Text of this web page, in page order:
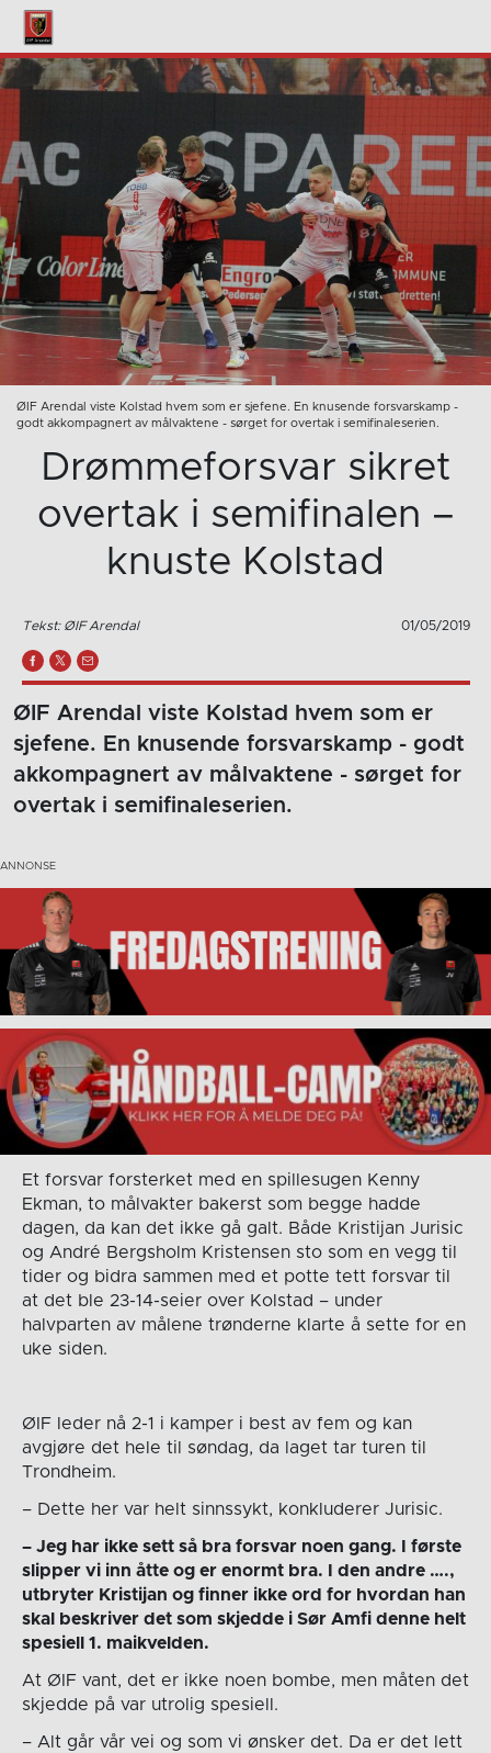
ØIF Arendal viste Kolstad hvem som er sjefene. En knusende forsvarskamp -
godt akkompagnert av målvaktene - sørget for overtak i semifinaleserien.
Drømmeforsvar sikret
overtak i semifinalen –
knuste Kolstad
Tekst: ØIF Arendal 01/05/2019
ØIF Arendal viste Kolstad hvem som er
sjefene. En knusende forsvarskamp - godt
akkompagnert av målvaktene - sørget for
overtak i semifinaleserien.
Et forsvar forsterket med en spillesugen Kenny
Ekman, to målvakter bakerst som begge hadde
dagen, da kan det ikke gå galt. Både Kristijan Jurisic
og André Bergsholm Kristensen sto som en vegg til
tider og bidra sammen med et potte tett forsvar til
at det ble 23-14-seier over Kolstad – under
halvparten av målene trønderne klarte å sette for en
uke siden.
ØIF leder nå 2-1 i kamper i best av fem og kan
avgjøre det hele til søndag, da laget tar turen til
Trondheim.
– Dette her var helt sinnssykt, konkluderer Jurisic.
– Jeg har ikke sett så bra forsvar noen gang. I første
slipper vi inn åtte og er enormt bra. I den andre ….,
utbryter Kristijan og finner ikke ord for hvordan han
skal beskriver det som skjedde i Sør Amfi denne helt
spesiell 1. maikvelden.
At ØIF vant, det er ikke noen bombe, men måten det
skjedde på var utrolig spesiell.
– Alt går vår vei og som vi ønsker det. Da er det lett